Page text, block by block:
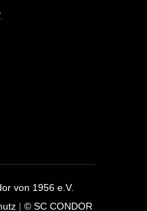
von 1956 e.V.
| © SC CONDOR